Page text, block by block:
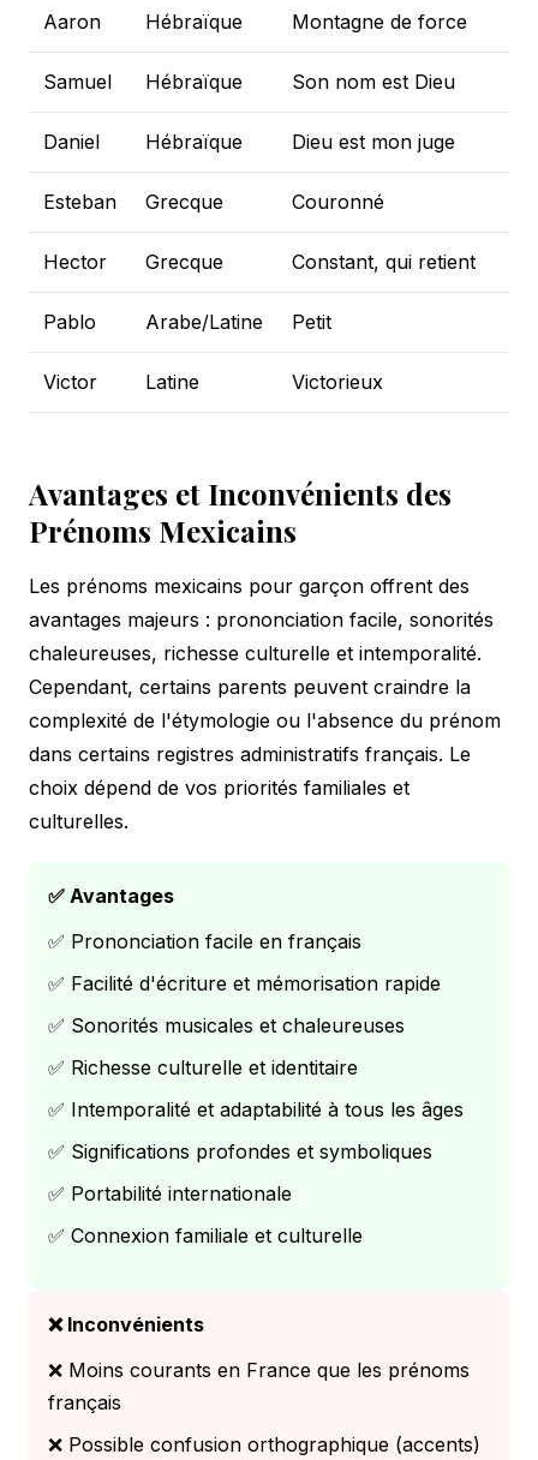
Aaron Hébraïque Montagne de force
Samuel Hébraïque Son nom est Dieu
Daniel Hébraïque Dieu est mon juge
Esteban Grecque Couronné
Hector Grecque Constant, qui retient
Pablo Arabe/Latine Petit
Victor Latine Victorieux
Avantages et Inconvénients des
Prénoms Mexicains
Les prénoms mexicains pour garçon offrent des
avantages majeurs : prononciation facile, sonorités
chaleureuses, richesse culturelle et intemporalité.
Cependant, certains parents peuvent craindre la
complexité de l'étymologie ou l'absence du prénom
dans certains registres administratifs français. Le
choix dépend de vos priorités familiales et
culturelles.
✅ Avantages
✅ Prononciation facile en français
✅ Facilité d'écriture et mémorisation rapide
✅ Sonorités musicales et chaleureuses
✅ Richesse culturelle et identitaire
✅ Intemporalité et adaptabilité à tous les âges
✅ Significations profondes et symboliques
✅ Portabilité internationale
✅ Connexion familiale et culturelle
❌ Inconvénients
❌ Moins courants en France que les prénoms
français
❌ Possible confusion orthographique (accents)